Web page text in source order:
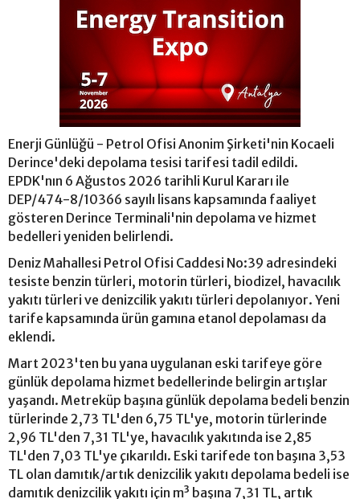
Enerji Günlüğü - Petrol Ofisi Anonim Şirketi'nin Kocaeli
Derince'deki depolama tesisi tarifesi tadil edildi.
EPDK'nın 6 Ağustos 2026 tarihli Kurul Kararı ile
DEP/474-8/10366 sayılı lisans kapsamında faaliyet
gösteren Derince Terminali'nin depolama ve hizmet
bedelleri yeniden belirlendi.
Deniz Mahallesi Petrol Ofisi Caddesi No:39 adresindeki
tesiste benzin türleri, motorin türleri, biodizel, havacılık
yakıtı türleri ve denizcilik yakıtı türleri depolanıyor. Yeni
tarife kapsamında ürün gamına etanol depolaması da
eklendi.
Mart 2023'ten bu yana uygulanan eski tarifeye göre
günlük depolama hizmet bedellerinde belirgin artışlar
yaşandı. Metreküp başına günlük depolama bedeli benzin
türlerinde 2,73 TL'den 6,75 TL'ye, motorin türlerinde
2,96 TL'den 7,31 TL'ye, havacılık yakıtında ise 2,85
TL'den 7,03 TL'ye çıkarıldı. Eski tarifede ton başına 3,53
TL olan damıtık/artık denizcilik yakıtı depolama bedeli ise
damıtık denizcilik yakıtı için m³ başına 7,31 TL, artık